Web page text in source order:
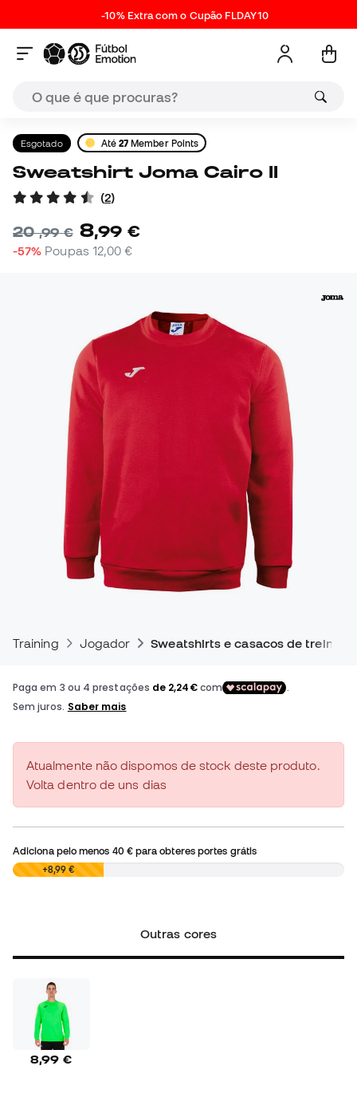
-10% Extra com o Cupão FLDAY10
Esgotado Até 27 Member Points
Sweatshirt Joma Cairo II
(2)
20,99 € 8,99 €
-57% Poupas 12,00 €
Training Jogador Sweatshirts e casacos de treino
Atualmente não dispomos de stock deste produto.
Volta dentro de uns dias
Adiciona pelo menos 40 €para obteres portes grátis
0,00 €+8,99 €
Outras cores
8,99 €